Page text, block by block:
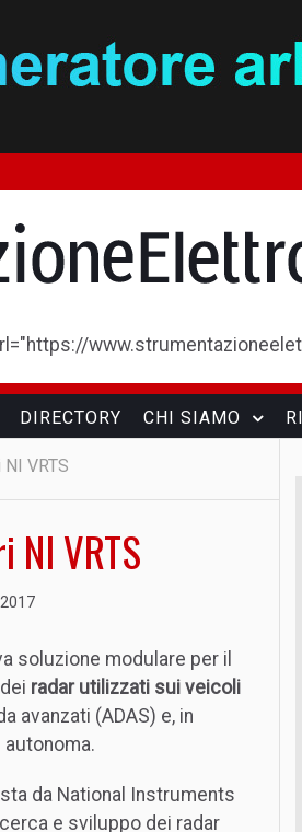
DIRECTORY CHI SIAMO
VRTS
VRTS
soluzione modulare per il
dei radar utilizzati sui veicoli
avanzati (ADAS) e, in
da National Instruments
e sviluppo dei radar